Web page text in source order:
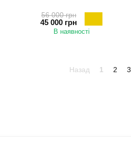
56 000 грн
45 000 грн
В наявності
Назад 1 2 3